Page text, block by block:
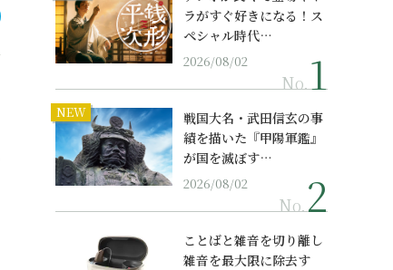
ラがすぐ好きになる！ス
ペシャル時代…
2026/08/02
No.
NEW
戦国大名・武田信玄の事
績を描いた『甲陽軍鑑』
が国を滅ぼす…
2026/08/02
No.
ことばと雑音を切り離し
雑音を最大限に除去す